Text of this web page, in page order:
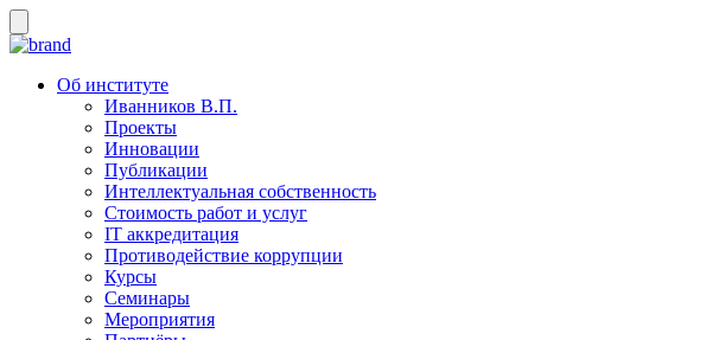
Об институте
Иванников В.П.
Проекты
Инновации
Публикации
Интеллектуальная собственность
Стоимость работ и услуг
IT аккредитация
Противодействие коррупции
Курсы
Семинары
Мероприятия